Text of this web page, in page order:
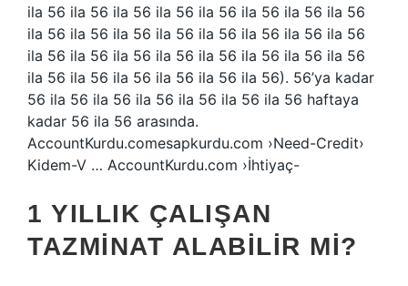
ila 56 ila 56 ila 56 ila 56 ila 56 ila 56 ila 56 ila 56
ila 56 ila 56 ila 56 ila 56 ila 56 ila 56 ila 56 ila 56
ila 56 ila 56 ila 56 ila 56 ila 56 ila 56 ila 56 ila 56
ila 56 ila 56 ila 56 ila 56 ila 56 ila 56). 56’ya kadar
56 ila 56 ila 56 ila 56 ila 56 ila 56 ila 56 haftaya
kadar 56 ila 56 arasında.
AccountKurdu.comesapkurdu.com ›Need-Credit›
Kidem-V … AccountKurdu.com ›İhtiyaç-
1 YILLIK ÇALIŞAN
TAZMINAT ALABILIR MI?